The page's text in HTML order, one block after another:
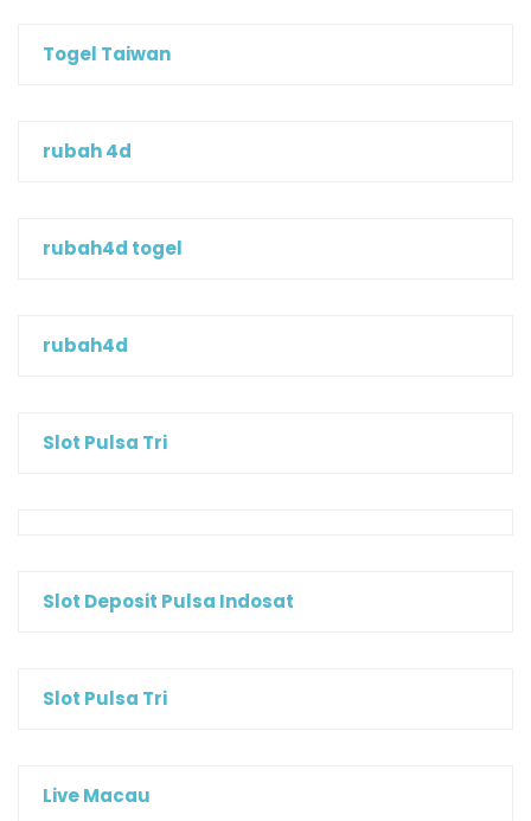
Togel Taiwan
rubah 4d
rubah4d togel
rubah4d
Slot Pulsa Tri
Slot Deposit Pulsa Indosat
Slot Pulsa Tri
Live Macau